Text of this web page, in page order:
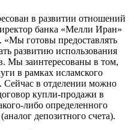
в развитии отношений
банка «Мелли Иран»
готовы предоставлять
развитию использования
Мы заинтересованы в том,
в рамках исламского
Сейчас в отделении можно
купли-продажи в
либо определенного
депозитного счета).